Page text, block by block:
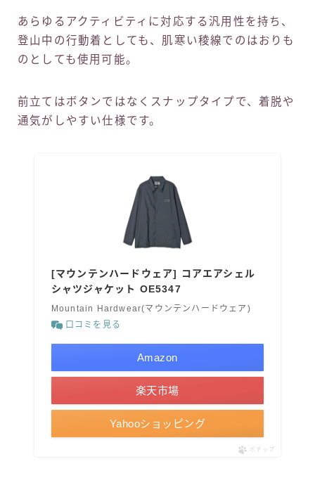
あらゆるアクティビティに対応する汎用性を持ち、
登山中の行動着としても、肌寒い稜線でのはおりも
のとしても使用可能。
前立てはボタンではなくスナップタイプで、着脱や
通気がしやすい仕様です。
[マウンテンハードウェア] コアエアシェル
シャツジャケット OE5347
Mountain Hardwear(マウンテンハードウェア)
口コミを見る
Amazon
楽天市場
Yahooショッピング
ポチップ